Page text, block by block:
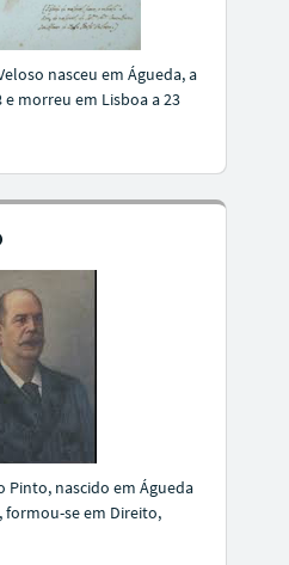
nasceu em Águeda, a
morreu em Lisboa a 23
Pinto, nascido em Águeda
formou-se em Direito,